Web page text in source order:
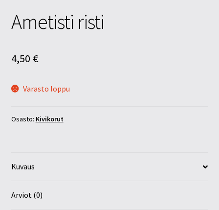
Ametisti risti
4,50 €
Varasto loppu
Osasto: Kivikorut
Kuvaus
Arviot (0)